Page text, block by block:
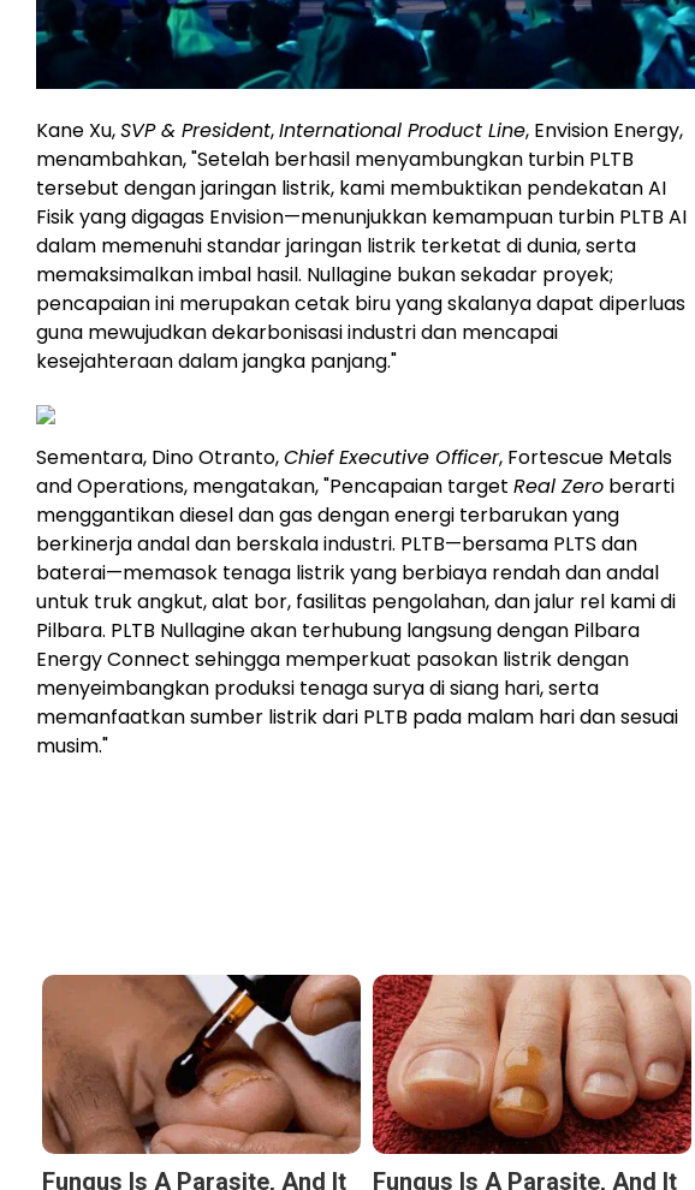
Kane Xu,SVP & President,International Product Line, Envision Energy,
menambahkan, "Setelah berhasil menyambungkan turbin PLTB
tersebut dengan jaringan listrik, kami membuktikan pendekatan AI
Fisik yang digagas Envision—menunjukkan kemampuan turbin PLTB AI
dalam memenuhi standar jaringan listrik terketat di dunia, serta
memaksimalkan imbal hasil. Nullagine bukan sekadar proyek;
pencapaian ini merupakan cetak biru yang skalanya dapat diperluas
guna mewujudkan dekarbonisasi industri dan mencapai
kesejahteraan dalam jangka panjang."
Sementara, Dino Otranto,Chief Executive Officer, Fortescue Metals
and Operations, mengatakan, "Pencapaian target Real Zero berarti
menggantikan diesel dan gas dengan energi terbarukan yang
berkinerja andal dan berskala industri. PLTB—bersama PLTS dan
baterai—memasok tenaga listrik yang berbiaya rendah dan andal
untuk truk angkut, alat bor, fasilitas pengolahan, dan jalur rel kami di
Pilbara. PLTB Nullagine akan terhubung langsung dengan Pilbara
Energy Connect sehingga memperkuat pasokan listrik dengan
menyeimbangkan produksi tenaga surya di siang hari, serta
memanfaatkan sumber listrik dari PLTB pada malam hari dan sesuai
musim."